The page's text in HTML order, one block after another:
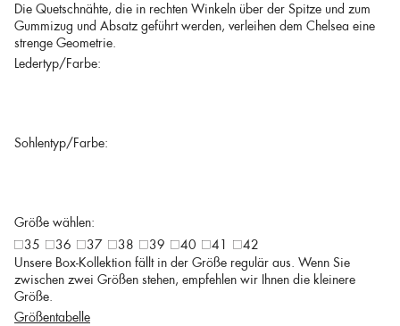
Die Quetschnähte, die in rechten Winkeln über der Spitze und zum
Gummizug und Absatz geführt werden, verleihen dem Chelsea eine
strenge Geometrie.
Ledertyp/Farbe:
Sohlentyp/Farbe:
Größe wählen:
35
36 37 38 39 40 41
42
Unsere Box-Kollektion fällt in der Größe regulär aus. Wenn Sie
zwischen zwei Größen stehen, empfehlen wir Ihnen die kleinere
Größe.
Größentabelle